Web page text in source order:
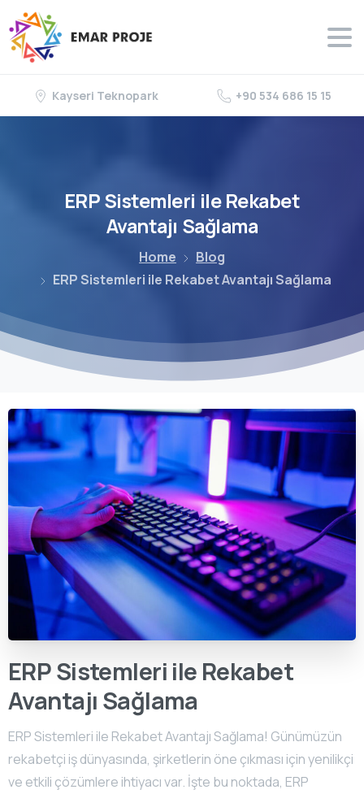
Kayseri Teknopark +90 534 686 15 15
ERPSistemleri ile Rekabet
Avantajı Sağlama
Home
Blog
ERP Sistemleri ile Rekabet Avantajı Sağlama
ERP Sistemleri ile Rekabet
Avantajı Sağlama
ERP Sistemleri ile Rekabet Avantajı Sağlama! Günümüzün
rekabetçi iş dünyasında, şirketlerin öne çıkması için yenilikçi
ve etkili çözümlere ihtiyacı var. İşte bu noktada, ERP